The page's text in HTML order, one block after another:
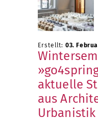
Erstellt: 03.
aktuelle
aus
Urbanistik